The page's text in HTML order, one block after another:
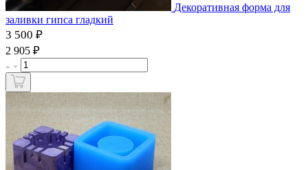
Декоративная форма для
заливки гипса гладкий
3 500 ₽
2 905 ₽